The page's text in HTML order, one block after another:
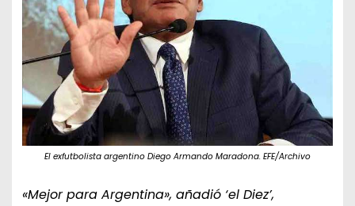
El exfutbolista argentino Diego Armando Maradona. EFE/Archivo
«Mejor para Argentina», añadió ‘el Diez’,